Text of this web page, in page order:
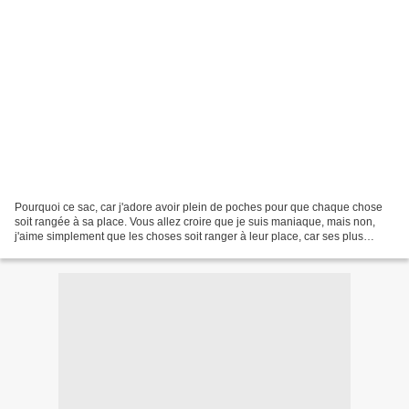
Pourquoi ce sac, car j'adore avoir plein de poches pour que chaque chose
soit rangée à sa place. Vous allez croire que je suis maniaque, mais non,
j'aime simplement que les choses soit ranger à leur place, car ses plus